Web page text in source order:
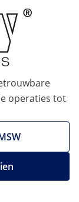
operaties tot